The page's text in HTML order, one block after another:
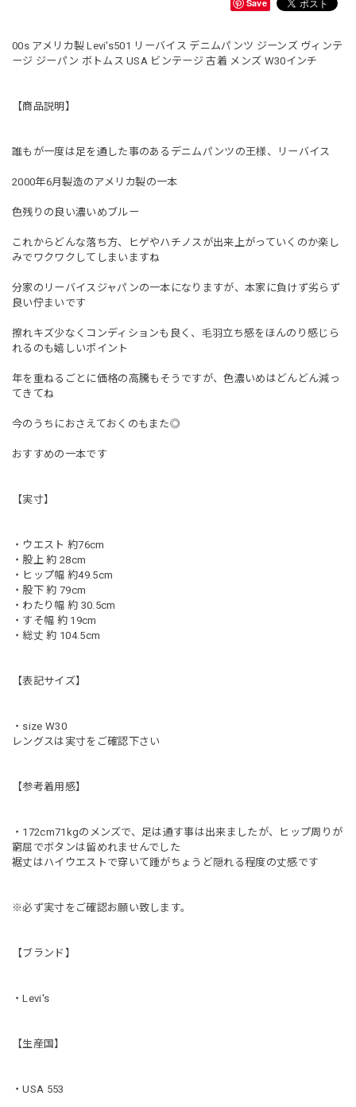
Save
00s アメリカ製 Levi's501 リーバイス デニムパンツ ジーンズ ヴィンテ
ージ ジーパン ボトムス USA ビンテージ 古着 メンズ W30インチ
【商品説明】
誰もが一度は足を通した事のあるデニムパンツの王様、リーバイス
2000年6月製造のアメリカ製の一本
色残りの良い濃いめブルー
これからどんな落ち方、ヒゲやハチノスが出来上がっていくのか楽し
みでワクワクしてしまいますね
分家のリーバイスジャパンの一本になりますが、本家に負けず劣らず
良い佇まいです
擦れキズ少なくコンディションも良く、毛羽立ち感をほんのり感じら
れるのも嬉しいポイント
年を重ねるごとに価格の高騰もそうですが、色濃いめはどんどん減っ
てきてね
今のうちにおさえておくのもまた◎
おすすめの一本です
【実寸】
・ウエスト 約76cm
・股上 約 28cm
・ヒップ幅 約49.5cm
・股下 約 79cm
・わたり幅 約 30.5cm
・すそ幅 約 19cm
・総丈 約 104.5cm
【表記サイズ】
・size W30
レングスは実寸をご確認下さい
【参考着用感】
・172cm71kgのメンズで、足は通す事は出来ましたが、ヒップ周りが
窮屈でボタンは留めれませんでした
裾丈はハイウエストで穿いて踵がちょうど隠れる程度の丈感です
※必ず実寸をご確認お願い致します。
【ブランド】
・Levi's
【生産国】
・USA 553